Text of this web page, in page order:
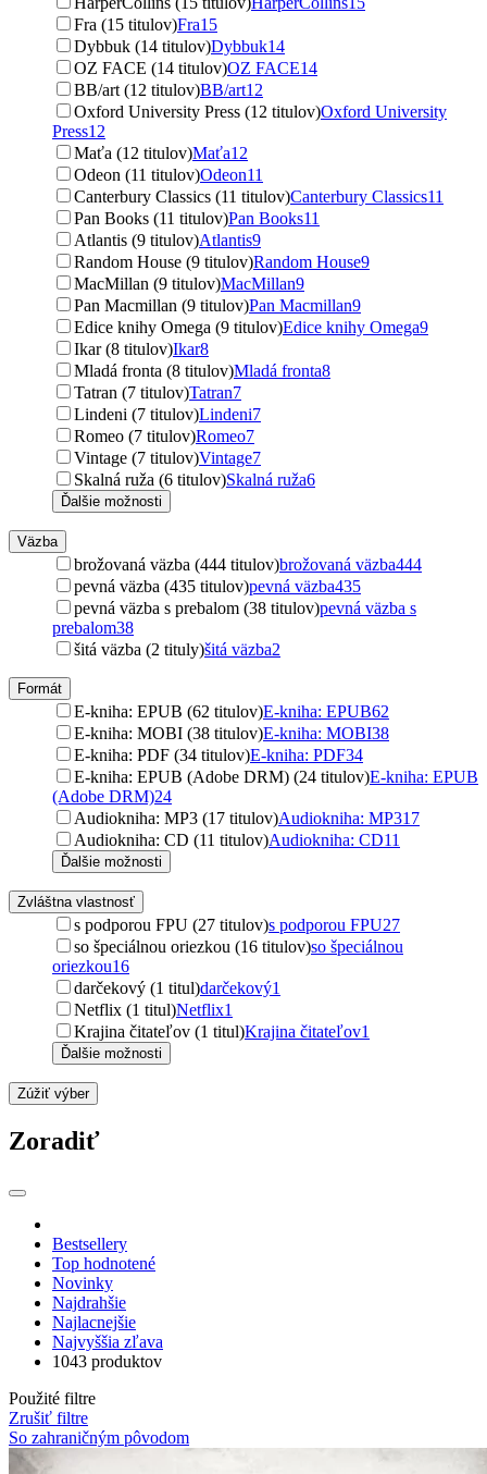
Fra (15 titulov)Fra15
Dybbuk (14 titulov)Dybbuk14
OZ FACE (14 titulov)OZ FACE14
BB/art (12 titulov)BB/art12
Oxford University Press (12 titulov)Oxford University
Press12
Maťa (12 titulov)Maťa12
Odeon (11 titulov)Odeon11
Canterbury Classics (11 titulov)Canterbury Classics11
Pan Books (11 titulov)Pan Books11
Atlantis (9 titulov)Atlantis9
Random House (9 titulov)Random House9
MacMillan (9 titulov)MacMillan9
Pan Macmillan (9 titulov)Pan Macmillan9
Edice knihy Omega (9 titulov)Edice knihy Omega9
Ikar (8 titulov)Ikar8
Mladá fronta (8 titulov)Mladá fronta8
Tatran (7 titulov)Tatran7
Lindeni (7 titulov)Lindeni7
Romeo (7 titulov)Romeo7
Vintage (7 titulov)Vintage7
Skalná ruža (6 titulov)Skalná ruža6
Ďalšie možnosti
Väzba
brožovaná väzba (444 titulov)brožovaná väzba444
pevná väzba (435 titulov)pevná väzba435
pevná väzba s prebalom (38 titulov)pevná väzba s
prebalom38
šitá väzba (2 tituly)šitá väzba2
Formát
E-kniha: EPUB (62 titulov)E-kniha: EPUB62
E-kniha: MOBI (38 titulov)E-kniha: MOBI38
E-kniha: PDF (34 titulov)E-kniha: PDF34
E-kniha: EPUB (Adobe DRM) (24 titulov)E-kniha: EPUB
(Adobe DRM)24
Audiokniha: MP3 (17 titulov)Audiokniha: MP317
Audiokniha: CD (11 titulov)Audiokniha: CD11
Ďalšie možnosti
Zvláštna vlastnosť
s podporou FPU (27 titulov)s podporou FPU27
so špeciálnou oriezkou (16 titulov)so špeciálnou
oriezkou16
darčekový (1 titul)darčekový1
Netflix (1 titul)Netflix1
Krajina čitateľov (1 titul)Krajina čitateľov1
Ďalšie možnosti
Zúžiť výber
Zoradiť
Bestsellery
Top hodnotené
Novinky
Najdrahšie
Najlacnejšie
Najvyššia zľava
1043 produktov
Použité filtre
Zrušiť filtre
So zahraničným pôvodom